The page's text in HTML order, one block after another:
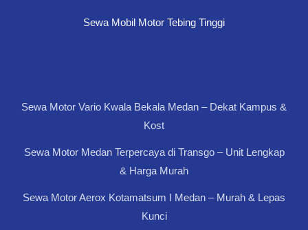
Sewa Mobil Motor Tebing Tinggi
Sewa Motor Vario Kwala Bekala Medan – Dekat Kampus &
Kost
Sewa Motor Medan Terpercaya di Transgo – Unit Lengkap
& Harga Murah
Sewa Motor Aerox Kotamatsum I Medan – Murah & Lepas
Kunci